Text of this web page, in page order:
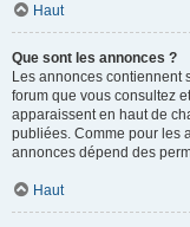
Haut
Que sont les annonces ?
Les annonces contiennent
forum que vous consultez
apparaissent en haut de
publiées. Comme pour les
annonces dépend des
Haut